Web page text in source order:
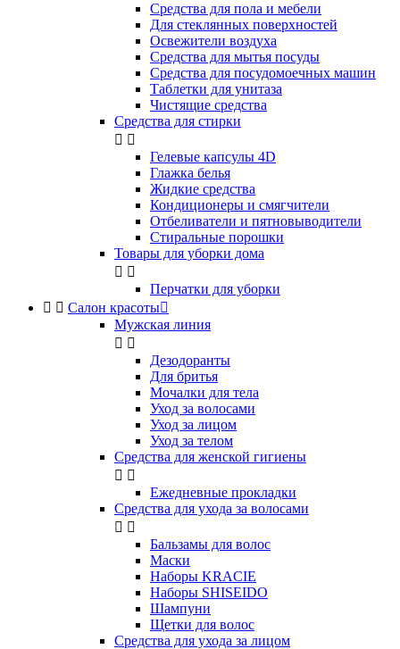
Cредства для пола и мебели
Для стеклянных поверхностей
Освежители воздуха
Средства для мытья посуды
Средства для посудомоечных машин
Таблетки для унитаза
Чистящие средства
Средства для стирки
 
Гелевые капсулы 4D
Глажка белья
Жидкие средства
Кондиционеры и смягчители
Отбеливатели и пятновыводители
Стиральные порошки
Товары для уборки дома
 
Перчатки для уборки
  Салон красоты
Мужская линия
 
Дезодоранты
Для бритья
Мочалки для тела
Уход за волосами
Уход за лицом
Уход за телом
Средства для женской гигиены
 
Ежедневные прокладки
Средства для ухода за волосами
 
Бальзамы для волос
Маски
Наборы KRACIE
Наборы SHISEIDO
Шампуни
Щетки для волос
Средства для ухода за лицом